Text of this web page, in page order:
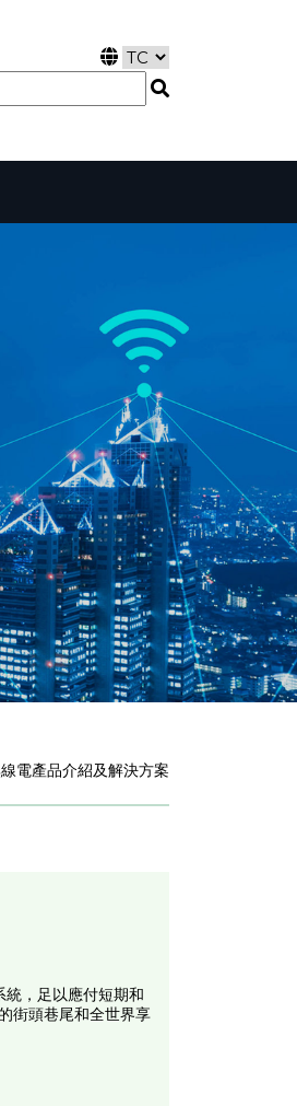
電產品介紹及解決方案
，足以應付短期和
街頭巷尾和全世界享